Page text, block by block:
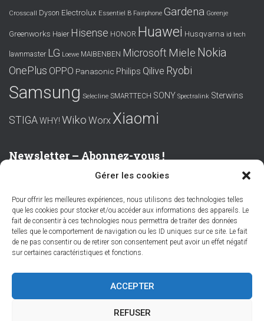
Gérer les cookies
Pour offrir les meilleures expériences, nous utilisons des technologies telles
que les cookies pour stocker et/ou accéder aux informations des appareils. Le
fait de consentir à ces technologies nous permettra de traiter des données
telles que le comportement de navigation ou les ID uniques sur ce site. Le fait
de ne pas consentir ou de retirer son consentement peut avoir un effet négatif
sur certaines caractéristiques et fonctions.
ACCEPTER
REFUSER
Crosscall Dyson Electrolux Essentiel B Fairphone Gardena Gorenje
Greenworks Haier Hisense HONOR Huawei Husqvarna id tech
lawnmaster LG Loewe MAIBENBEN Microsoft Miele Nokia
OnePlus OPPO Panasonic Philips Qilive Ryobi
Samsung Selecline SMARTTECH SONY Spectralink Sterwins
STIGAWHY! Wiko Worx Xiaomi
Newsletter – Abonnez-vous !
Prénom ou nom complet
Email